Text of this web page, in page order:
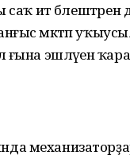
ит бәлештәрен
мәктәп
эшләүенә